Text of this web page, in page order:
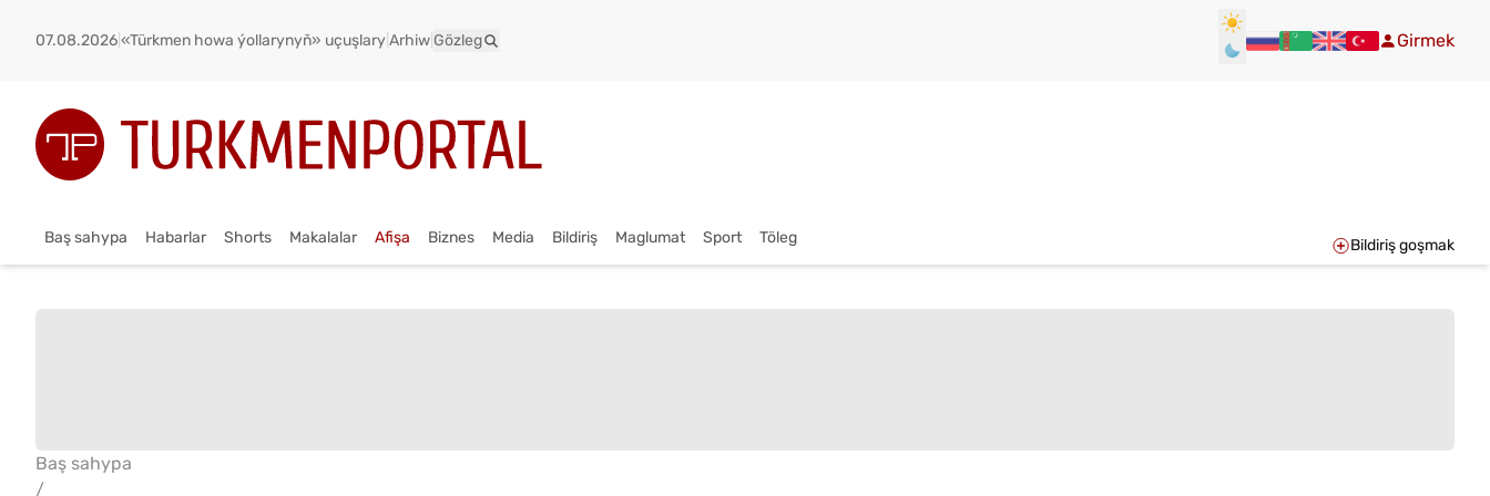
07.08.2026«Türkmen howa ýollarynyň» uçuşlaryArhiw Gözleg Girmek
Baş sahypa Habarlar Shorts Makalalar Afişa Biznes Media Bildiriş Maglumat Sport Töleg Bildiriş goşmak
Baş sahypa
/